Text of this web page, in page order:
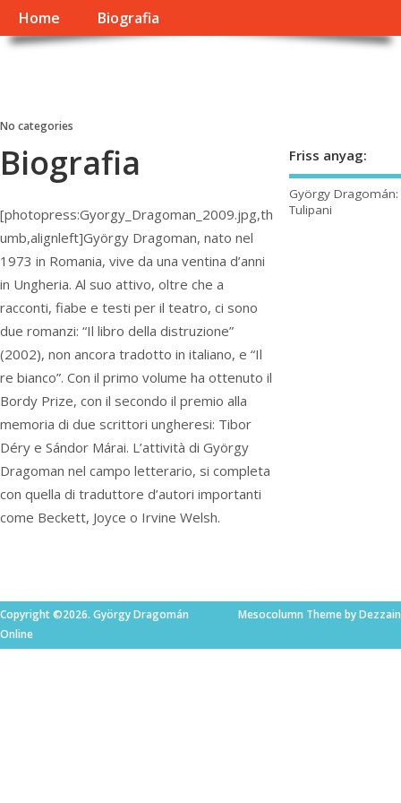
Home Biografia
No categories
Biografia
[photopress:Gyorgy_Dragoman_2009.jpg,th
umb,alignleft]György Dragoman, nato nel
1973 in Romania, vive da una ventina d’anni
in Ungheria. Al suo attivo, oltre che a
racconti, fiabe e testi per il teatro, ci sono
due romanzi: “Il libro della distruzione”
(2002), non ancora tradotto in italiano, e “Il
re bianco”. Con il primo volume ha ottenuto il
Bordy Prize, con il secondo il premio alla
memoria di due scrittori ungheresi: Tibor
Déry e Sándor Márai. L’attività di György
Dragoman nel campo letterario, si completa
con quella di traduttore d’autori importanti
come Beckett, Joyce o Irvine Welsh.
Friss anyag:
György Dragomán:
Tulipani
Copyright ©2026. György Dragomán
Online
Mesocolumn Theme by Dezzain